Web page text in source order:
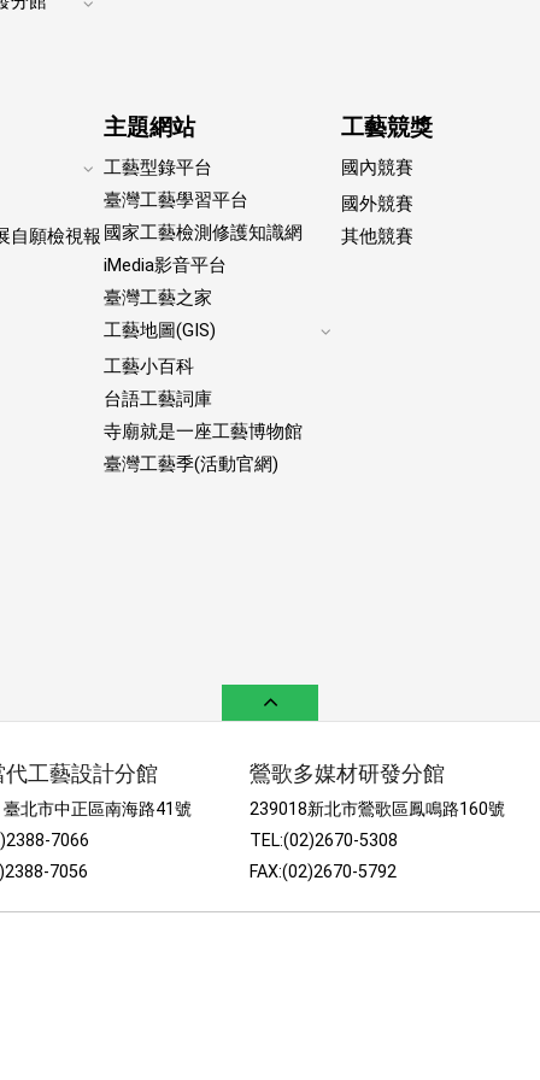
Expand
footer
submenu
自願檢視報
主題網站
工藝型錄平台
臺灣工藝學習平台
國家工藝檢測修護知識網
iMedia影音平台
臺灣工藝之家
工藝地圖(GIS)
工藝小百科
台語工藝詞庫
寺廟就是一座工藝博物館
臺灣工藝季(活動官網)
工藝競獎
國內競賽
國外競賽
其他競賽
代工藝設計分館
北市中正區南海路41號
7066
7056
鶯歌多媒材研發分館
239018新北市鶯歌區鳳鳴路160號
TEL:(02)2670-5308
FAX:(02)2670-5792